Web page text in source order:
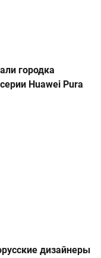
городка
Huawei Pura
дизайнеры